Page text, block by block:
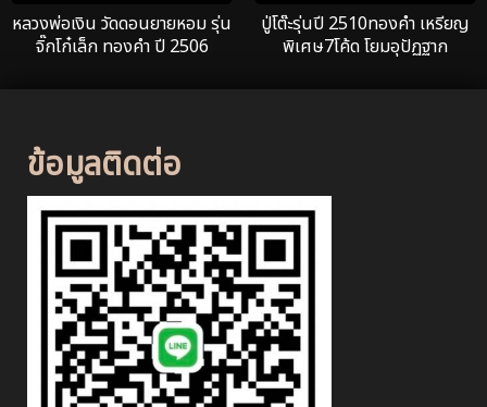
หลวงพ่อเงิน วัดดอนยายหอม รุ่น
จิ๊กโก๋เล็ก ทองคำ ปี 2506
ปู่โต๊ะรุ่นปี 2510ทองคำ เหรียญ
พิเศษ7โค้ด โยมอุปัฏฐาก
ข้อมูลติดต่อ